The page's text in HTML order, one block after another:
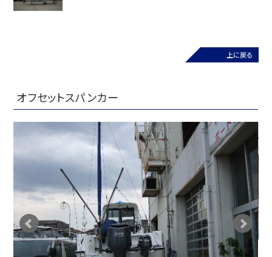
上に戻る
オフセットスパンカー